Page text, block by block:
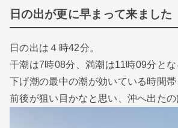
日の出が更に早まって来ました
日の出は４時42分。
干潮は7時08分、満潮は11時09分とな
下げ潮の最中の潮が効いている時間
前後が狙い目かなと思い、沖へ出たの